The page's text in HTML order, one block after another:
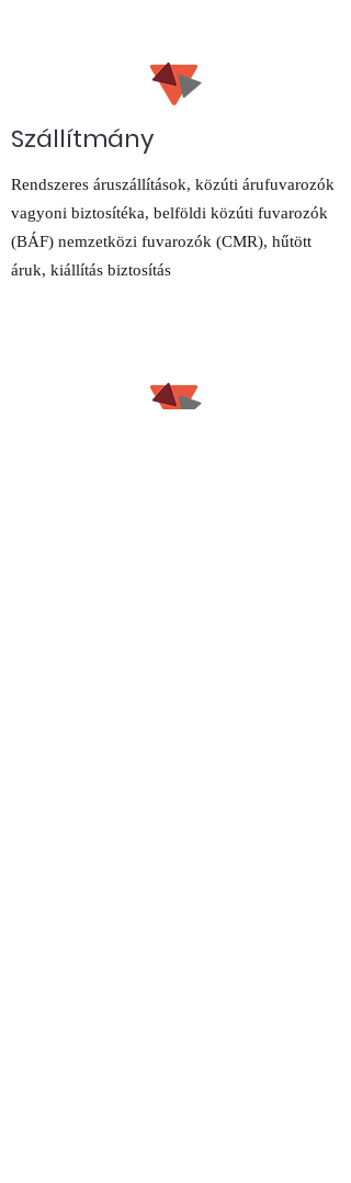
Szállítmány
Rendszeres áruszállítások, közúti árufuvarozók
vagyoni biztosítéka, belföldi közúti fuvarozók
(BÁF) nemzetközi fuvarozók (CMR), hűtött
áruk, kiállítás biztosítás